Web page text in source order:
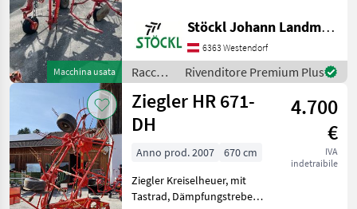
Pöttinger
Krone
Kuhn
Fella
Mostra
Macchina usata
dell'altezza, Voltafieno
portato Raccolta mangimi
Voltafieno
Stöckl Johann Landmaschinen GesmbH & Co KG
6363 Westendorf
Raccolta
mangimi
/
Ziegler
Rivenditore Premium Plus
Ziegler HR 671-
DH
4.700
€
IVA
indetraibile
Anno prod. 2007
670 cm
Ziegler Kreiselheuer, mit
Tastrad, Dämpfungstrebe,